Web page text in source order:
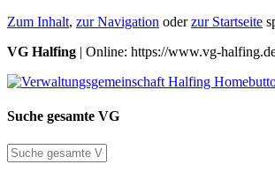
Zum Inhalt, zur Navigation oderzur Startseite
VG Halfing | Online: https://www.vg-
Suche gesamte VG